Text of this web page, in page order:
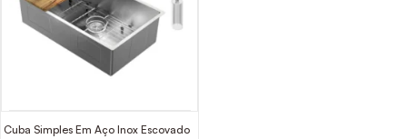
Cuba Simples Em Aço Inox Escovado